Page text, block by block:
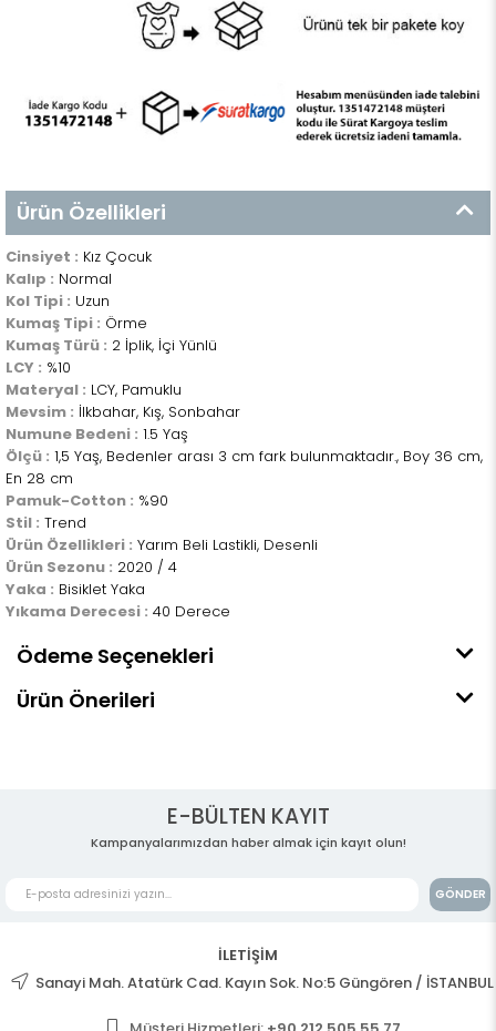
Ürün Özellikleri
Cinsiyet : Kız Çocuk
Kalıp : Normal
Kol Tipi : Uzun
Kumaş Tipi : Örme
Kumaş Türü : 2 İplik, İçi Yünlü
LCY : %10
Materyal : LCY, Pamuklu
Mevsim : İlkbahar, Kış, Sonbahar
Numune Bedeni : 1.5 Yaş
Ölçü : 1,5 Yaş, Bedenler arası 3 cm fark bulunmaktadır., Boy 36 cm,
En 28 cm
Pamuk-Cotton : %90
Stil : Trend
Ürün Özellikleri : Yarım Beli Lastikli, Desenli
Ürün Sezonu : 2020 / 4
Yaka : Bisiklet Yaka
Yıkama Derecesi : 40 Derece
Ödeme Seçenekleri
Ürün Önerileri
E-BÜLTEN KAYIT
Kampanyalarımızdan haber almak için kayıt olun!
GÖNDER
İLETİŞİM
Sanayi Mah. Atatürk Cad. Kayın Sok. No:5 Güngören / İSTANBUL